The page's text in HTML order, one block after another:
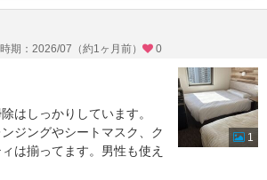
期：2026/07（約1ヶ月前） 0
はしっかりしています。
ジングやシートマスク、ク
は揃ってます。男性も使え
1